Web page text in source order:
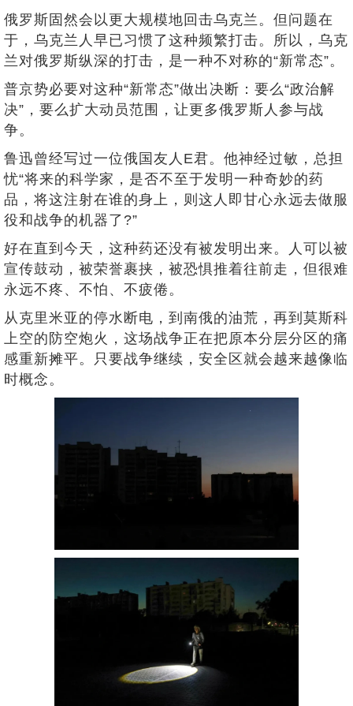
俄罗斯固然会以更大规模地回击乌克兰。但问题在
于，乌克兰人早已习惯了这种频繁打击。所以，乌克
兰对俄罗斯纵深的打击，是一种不对称的“新常态”。
普京势必要对这种“新常态”做出决断：要么“政治解
决”，要么扩大动员范围，让更多俄罗斯人参与战
争。
鲁迅曾经写过一位俄国友人E君。他神经过敏，总担
忧“将来的科学家，是否不至于发明一种奇妙的药
品，将这注射在谁的身上，则这人即甘心永远去做服
役和战争的机器了?”
好在直到今天，这种药还没有被发明出来。人可以被
宣传鼓动，被荣誉裹挟，被恐惧推着往前走，但很难
永远不疼、不怕、不疲倦。
从克里米亚的停水断电，到南俄的油荒，再到莫斯科
上空的防空炮火，这场战争正在把原本分层分区的痛
感重新摊平。只要战争继续，安全区就会越来越像临
时概念。